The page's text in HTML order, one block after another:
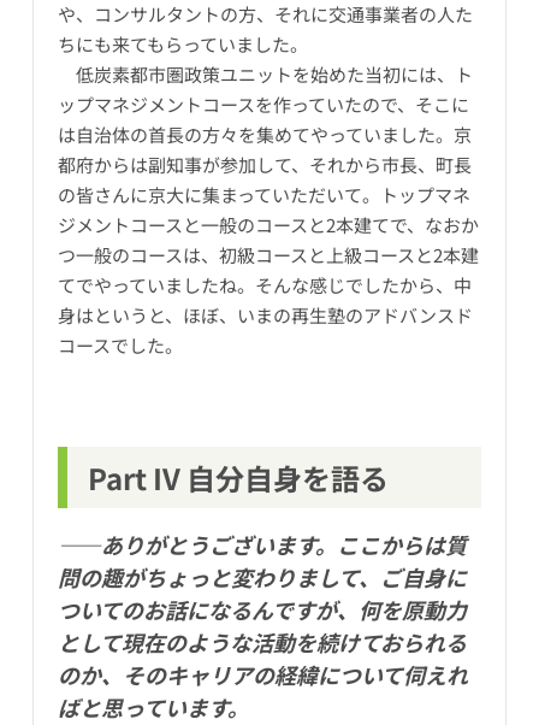
や、コンサルタントの方、それに交通事業者の人た
ちにも来てもらっていました。
低炭素都市圏政策ユニットを始めた当初には、ト
ップマネジメントコースを作っていたので、そこに
は自治体の首長の方々を集めてやっていました。京
都府からは副知事が参加して、それから市長、町長
の皆さんに京大に集まっていただいて。トップマネ
ジメントコースと一般のコースと2本建てで、なおか
つ一般のコースは、初級コースと上級コースと2本建
てでやっていましたね。そんな感じでしたから、中
身はというと、ほぼ、いまの再生塾のアドバンスド
コースでした。
Part IV 自分自身を語る
――ありがとうございます。ここからは質
問の趣がちょっと変わりまして、ご自身に
ついてのお話になるんですが、何を原動力
として現在のような活動を続けておられる
のか、そのキャリアの経緯について伺えれ
ばと思っています。